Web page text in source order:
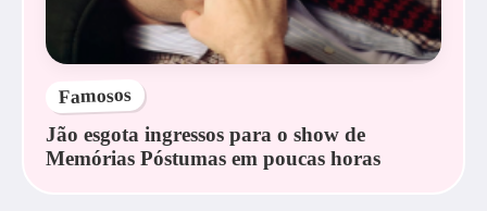
Famosos
Jão esgota ingressos para o show de
Memórias Póstumas em poucas horas